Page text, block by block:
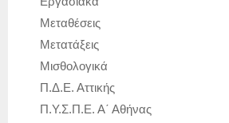
Μεταθέσεις
Μετατάξεις
Μισθολογικά
Π.Δ.Ε. Αττικής
Π.Υ.Σ.Π.Ε. Α΄ Αθήνας